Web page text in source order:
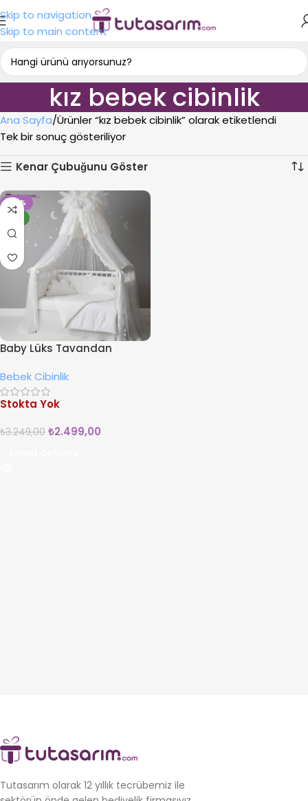
Skip to navigation
Skip to main content
kız bebek cibinlik
Ana Sayfa Ürünler “kız bebek cibinlik” olarak etiketlendi
Tek bir sonuç gösteriliyor
Kenar Çubuğunu Göster
-23%
Baby Lüks Tavandan
Cibinlik
Bebek Cibinlik
Stokta Yok
₺3.249,00 ₺2.499,00
Tutasarım olarak 12 yıllık tecrübemiz ile